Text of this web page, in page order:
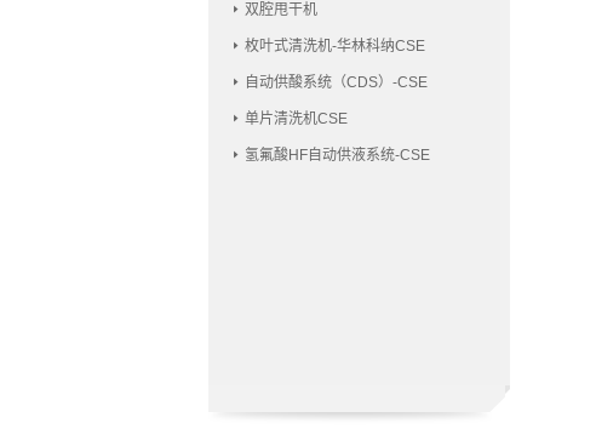
双腔甩干机
枚叶式清洗机-华林科纳CSE
自动供酸系统（CDS）-CSE
单片清洗机CSE
氢氟酸HF自动供液系统-CSE